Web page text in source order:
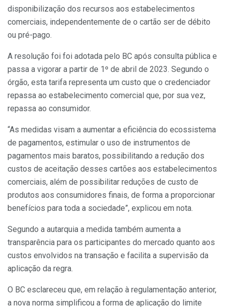
disponibilização dos recursos aos estabelecimentos
comerciais, independentemente de o cartão ser de débito
ou pré-pago.
A resolução foi foi adotada pelo BC após consulta pública e
passa a vigorar a partir de 1º de abril de 2023. Segundo o
órgão, esta tarifa representa um custo que o credenciador
repassa ao estabelecimento comercial que, por sua vez,
repassa ao consumidor.
“As medidas visam a aumentar a eficiência do ecossistema
de pagamentos, estimular o uso de instrumentos de
pagamentos mais baratos, possibilitando a redução dos
custos de aceitação desses cartões aos estabelecimentos
comerciais, além de possibilitar reduções de custo de
produtos aos consumidores finais, de forma a proporcionar
benefícios para toda a sociedade”, explicou em nota.
Segundo a autarquia a medida também aumenta a
transparência para os participantes do mercado quanto aos
custos envolvidos na transação e facilita a supervisão da
aplicação da regra.
O BC esclareceu que, em relação à regulamentação anterior,
a nova norma simplificou a forma de aplicação do limite